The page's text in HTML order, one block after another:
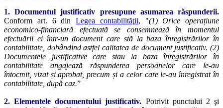
1. Documentul justificativ presupune asumarea răspunderii.
Conform art. 6 din Legea contabilităţii, "(1) Orice operațiune
economico-financiară efectuată se consemnează în momentul
efectuării ei într-un document care stă la baza înregistrărilor în
contabilitate, dobândind astfel calitatea de document justificativ. (2)
Documentele justificative care stau la baza înregistrărilor în
contabilitate angajează răspunderea persoanelor care le-au
întocmit, vizat și aprobat, precum și a celor care le-au înregistrat în
contabilitate, după caz.”
2. Elementele documentului justificativ. Potrivit punctului 2 şi